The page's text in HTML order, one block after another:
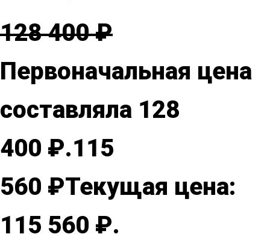
128 400₽
Первоначальная цена
составляла 128
400 ₽.115
560 ₽Текущая цена:
115 560 ₽.